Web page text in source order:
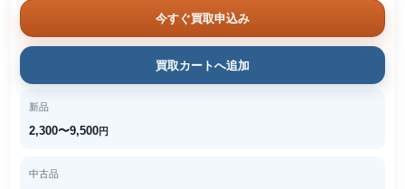
今すぐ買取申込み
買取カートへ追加
新品
2,300〜9,500円
中古品